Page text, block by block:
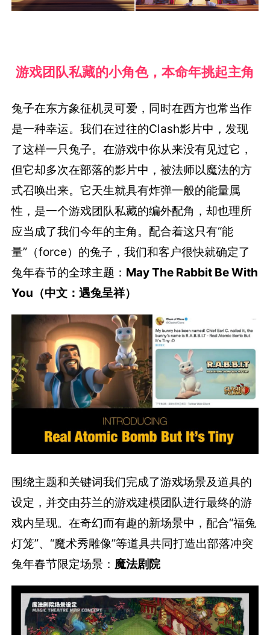
游戏团队私藏的小角色，本命年挑起主角
兔子在东方象征机灵可爱，同时在西方也常当作
是一种幸运。我们在过往的Clash影片中，发现
了这样一只兔子。在游戏中你从来没有见过它，
但它却多次在部落的影片中，被法师以魔法的方
式召唤出来。它天生就具有炸弹一般的能量属
性，是一个游戏团队私藏的编外配角，却也理所
应当成了我们今年的主角。配合着这只有“能
量”（force）的兔子，我们和客户很快就确定了
兔年春节的全球主题： May The Rabbit Be With
You（中文：遇兔呈祥）
围绕主题和关键词我们完成了游戏场景及道具的
设定，并交由芬兰的游戏建模团队进行最终的游
戏内呈现。在奇幻而有趣的新场景中，配合“福兔
灯笼”、“魔术秀雕像”等道具共同打造出部落冲突
兔年春节限定场景： 魔法剧院